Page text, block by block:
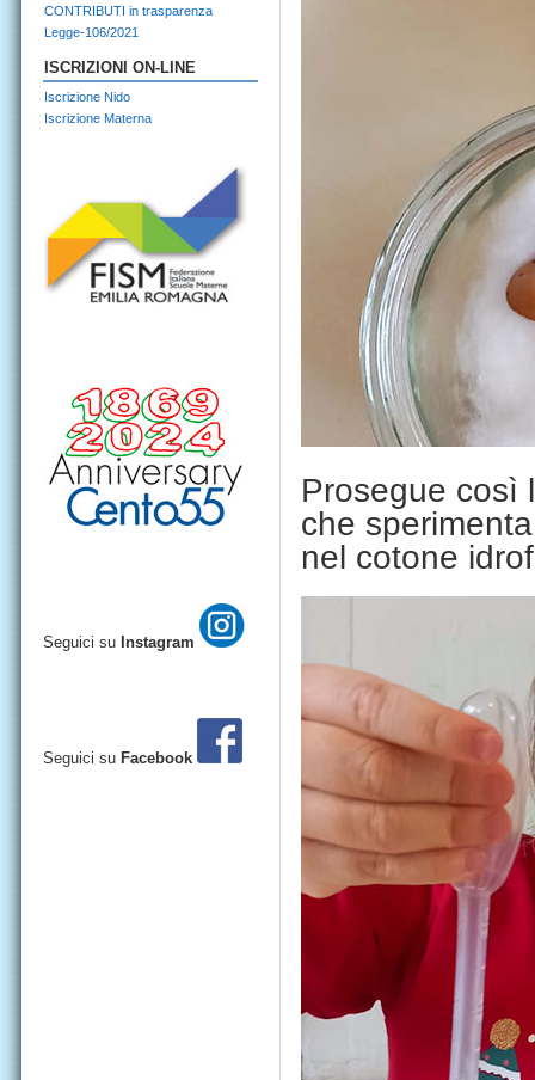
Prosegue così
che
nel cotone
CONTRIBUTI in trasparenza
Legge-106/2021
ISCRIZIONI ON-LINE
Iscrizione Nido
Iscrizione Materna
Seguici su Instagram
Seguici su Facebook